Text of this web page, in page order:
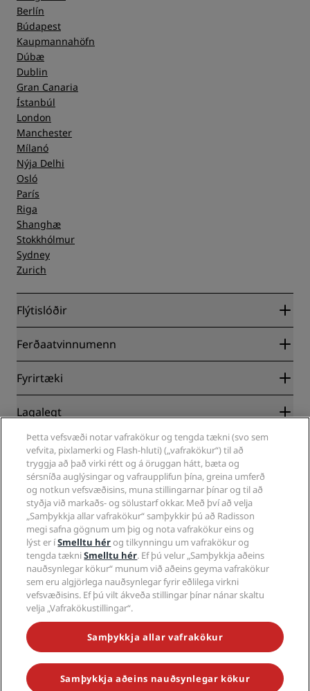
Berlín
Búdapest
Kaupmannahöfn
Dúbæ
Dublin
Gran Canaria
Ístanbúl
London
Manchester
Mílanó
Nýja Delhi
Osló
París
Riga
Shanghæ
Stokkhólmur
Sydney
Zurich
Flýtislóðir
Radisson Rewards
Blog
Áfangastaðir
Radisson Hotels APP
Hótel viðurkennd fyrir íþróttir
Fjölskylduvæn hótel
Heilsa & Öryggi
Ferðaatvinnumenn
Samstarfsaðili
Fyrirtæki
Radisson Hotel Group
Störf RHG
Störf PPHE
Störf EHL
The Club by RHG
Viðskiptaþróun
Ábyrg viðskipti
Innkaup
Lagalegt
Persónuverndarmiðstöð
Lagalegur fyrirvari
Radisson Rewards skilmálar og skilyrði
Samkomulag um notkun á vefsvæði
Stafrænt aðgengi
Yfirlýsing vegna nútímaþrælahalds
Hjálp
Neytandaviðvörun
Hafa samband
Spurt og svarað
Veftré
Samfélagsmiðlar
Hótel undir vörumerki Radisson
MISSTU ALDREI AF VINSÆLUSTU TILBOÐUNUM
© 2026 Radisson Hotel Group.Allur réttur áskilinn. RHG Radisson
Þetta vefsvæði notar vafrakökur og tengda tækni (svo sem
vefvita, pixlamerki og Flash-hluti) („vafrakökur“) til að
tryggja að það virki rétt og á öruggan hátt, bæta og
sérsníða auglýsingar og vafraupplifun þína, greina umferð
og notkun vefsvæðisins, muna stillingarnar þínar og til að
styðja við markaðs- og sölustarf okkar. Með því að velja
„Samþykkja allar vafrakökur“ samþykkir þú að Radisson
megi safna gögnum um þig og nota vafrakökur eins og
lýst er íSmelltu hérog tilkynningu um vafrakökur og
tengda tækniSmelltu hér. Ef þú velur „Samþykkja aðeins
nauðsynlegar kökur“ munum við aðeins geyma vafrakökur
sem eru algjörlega nauðsynlegar fyrir eðlilega virkni
vefsvæðisins. Ef þú vilt ákveða stillingar þínar nánar skaltu
velja „Vafrakökustillingar“.
Samþykkja allar vafrakökur
Samþykkja aðeins nauðsynlegar kökur